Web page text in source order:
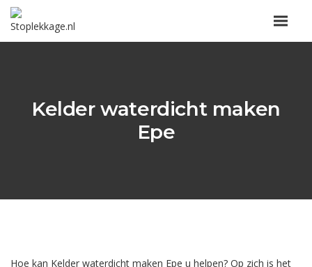
Kelder waterdicht maken
Epe
Hoe kan Kelder waterdicht maken Epe u helpen? Op zich is het